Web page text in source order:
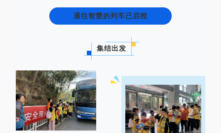
通往智慧的列车已启程
集结出发